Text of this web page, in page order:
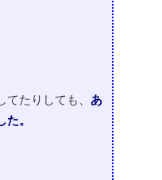
たりしても、 あ
。